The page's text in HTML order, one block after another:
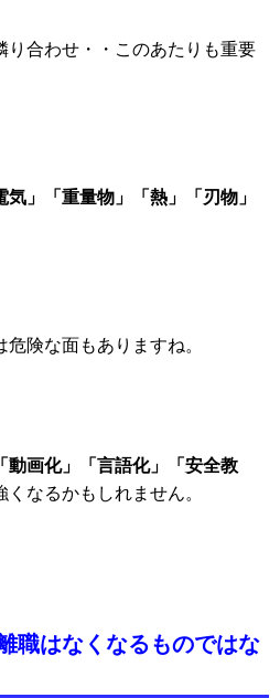
り合わせ・・ このあたりも重要
気」「重量物」「熱」「刃物」
危険な面もありますね。
動画化」「言語化」「安全教
なるかもしれません。
職はなくなるものではな